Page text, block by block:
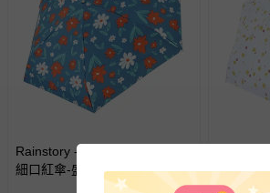
Rainstory - -8°降溫凍齡手開輕
細口紅傘-盛綻花漾-200g
細口紅